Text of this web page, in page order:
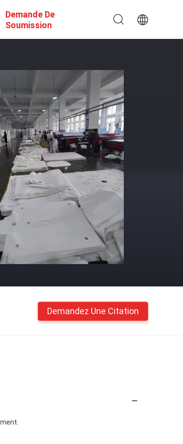
Demande De
Soumission
Demandez Une Citation